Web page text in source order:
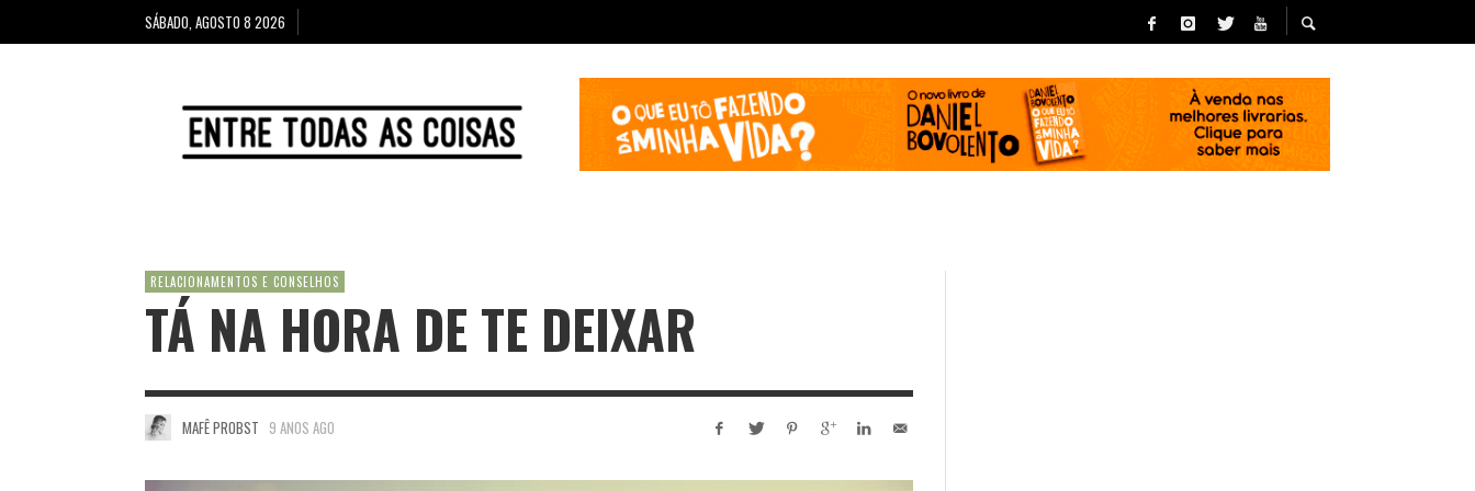
SÁBADO, AGOSTO 8 2026
RELACIONAMENTOS E CONSELHOS
TÁ NA HORA DE TE DEIXAR
MAFÊ PROBST 9 ANOS AGO